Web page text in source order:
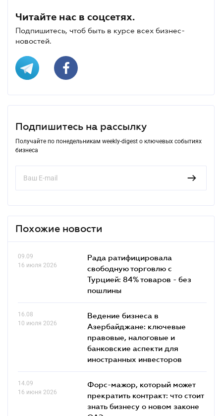
Читайте нас в соцсетях.
Подпишитесь, чтоб быть в курсе всех бизнес-
новостей.
Подпишитесь на рассылку
Получайте по понедельникам weekly-digest о ключевых событиях
бизнеса
Похожие новости
09.09
16 июля 2026
Рада ратифицировала
свободную торговлю с
Турцией: 84% товаров - без
пошлины
16.08
10 июля 2026
Ведение бизнеса в
Азербайджане: ключевые
правовые, налоговые и
банковские аcпекти для
иностранных инвесторов
14.09
16 июня 2026
Форс-мажор, который может
прекратить контракт: что стоит
знать бизнесу о новом законе